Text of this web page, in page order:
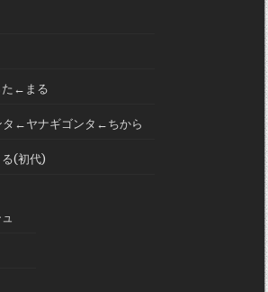
←まる
←ヤナギゴンタ←ちから
(初代)